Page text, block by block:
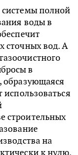
системы полной
воды в
сточных вод. А
в
образующаяся
использоваться
строительных
на
к нулю.